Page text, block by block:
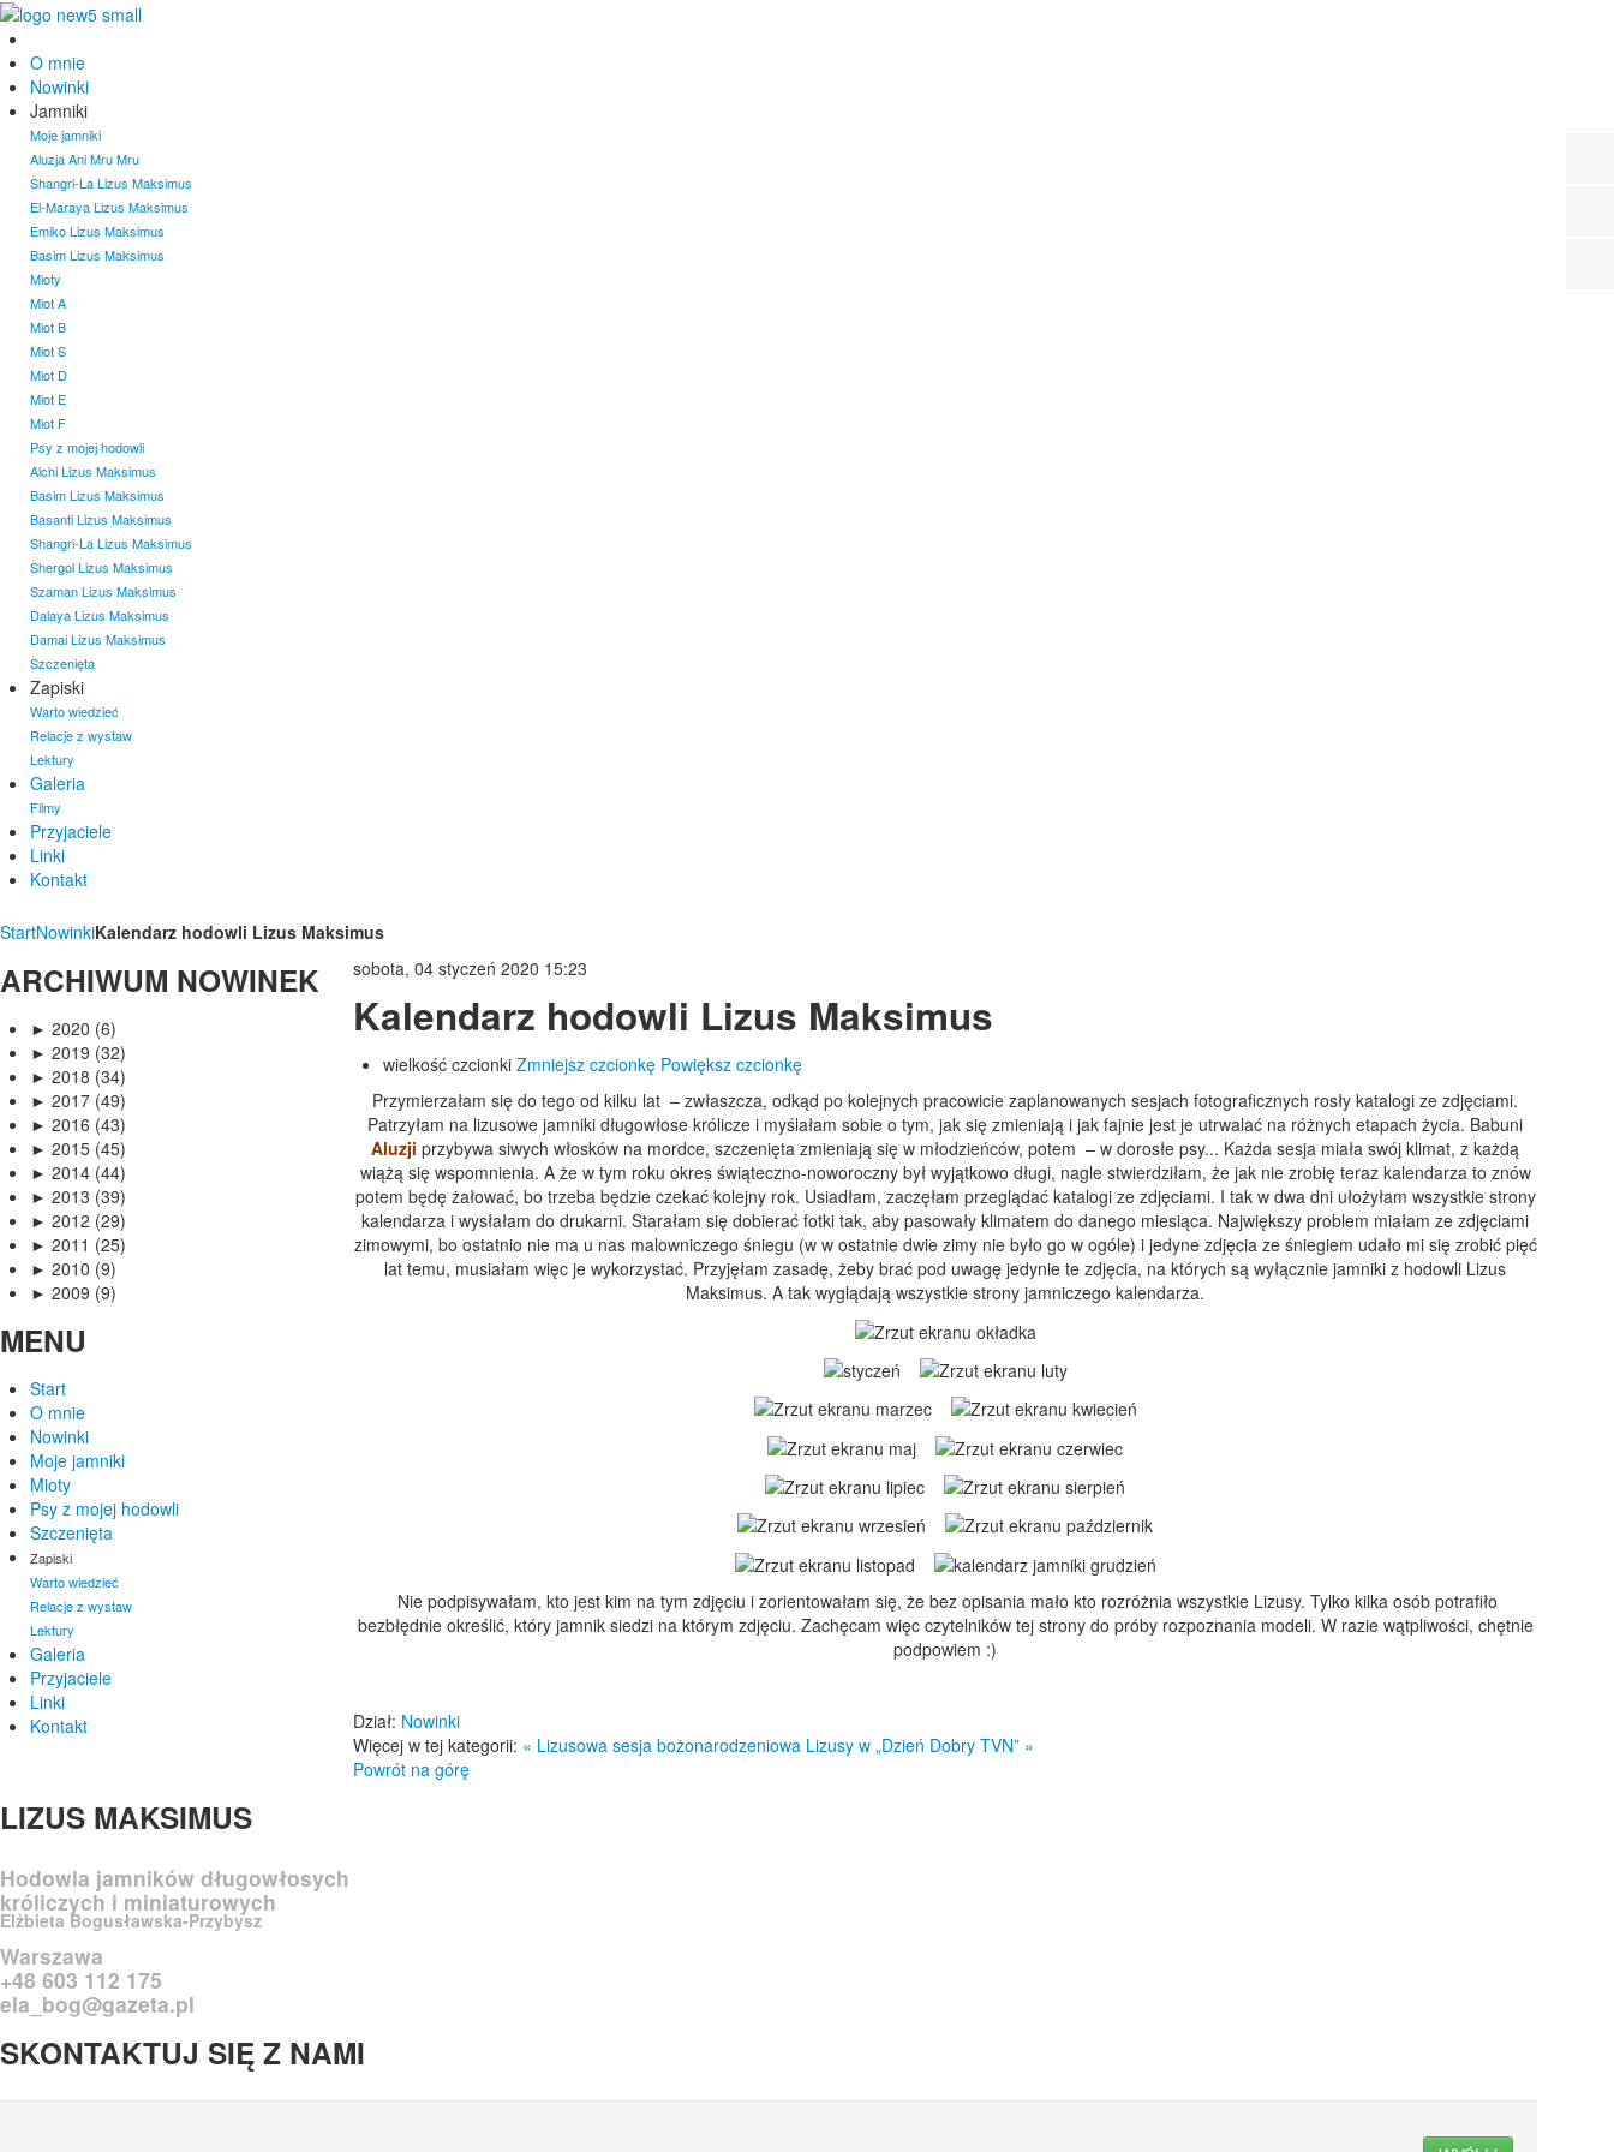
O mnie
Nowinki
Jamniki
Moje jamniki
Aluzja Ani Mru Mru
Shangri-La Lizus Maksimus
El-Maraya Lizus Maksimus
Emiko Lizus Maksimus
Basim Lizus Maksimus
Mioty
Miot A
Miot B
Miot S
Miot D
Miot E
Miot F
Psy z mojej hodowli
Alchi Lizus Maksimus
Basim Lizus Maksimus
Basanti Lizus Maksimus
Shangri-La Lizus Maksimus
Shergol Lizus Maksimus
Szaman Lizus Maksimus
Dalaya Lizus Maksimus
Damai Lizus Maksimus
Szczenięta
Zapiski
Warto wiedzieć
Relacje z wystaw
Lektury
Galeria
Filmy
Przyjaciele
Linki
Kontakt
StartNowinkiKalendarz hodowli Lizus Maksimus
sobota, 04 styczeń 2020 15:23
Kalendarz hodowli Lizus Maksimus
wielkość czcionki Zmniejsz czcionkę Powiększ czcionkę
Przymierzałam się do tego od kilku lat – zwłaszcza, odkąd po kolejnych pracowicie zaplanowanych sesjach fotograficznych rosły katalogi ze zdjęciami.
Patrzyłam na lizusowe jamniki długowłose królicze i myślałam sobie o tym, jak się zmieniają i jak fajnie jest je utrwalać na różnych etapach życia. Babuni
Aluzji przybywa siwych włosków na mordce, szczenięta zmieniają się w młodzieńców, potem – w dorosłe psy... Każda sesja miała swój klimat, z każdą
wiążą się wspomnienia. A że w tym roku okres świąteczno-noworoczny był wyjątkowo długi, nagle stwierdziłam, że jak nie zrobię teraz kalendarza to znów
potem będę żałować, bo trzeba będzie czekać kolejny rok. Usiadłam, zaczęłam przeglądać katalogi ze zdjęciami. I tak w dwa dni ułożyłam wszystkie strony
kalendarza i wysłałam do drukarni. Starałam się dobierać fotki tak, aby pasowały klimatem do danego miesiąca. Największy problem miałam ze zdjęciami
zimowymi, bo ostatnio nie ma u nas malowniczego śniegu (w w ostatnie dwie zimy nie było go w ogóle) i jedyne zdjęcia ze śniegiem udało mi się zrobić pięć
lat temu, musiałam więc je wykorzystać. Przyjęłam zasadę, żeby brać pod uwagę jedynie te zdjęcia, na których są wyłącznie jamniki z hodowli Lizus
Maksimus. A tak wyglądają wszystkie strony jamniczego kalendarza.
Nie podpisywałam, kto jest kim na tym zdjęciu i zorientowałam się, że bez opisania mało kto rozróżnia wszystkie Lizusy. Tylko kilka osób potrafiło
bezbłędnie określić, który jamnik siedzi na którym zdjęciu. Zachęcam więc czytelników tej strony do próby rozpoznania modeli. W razie wątpliwości, chętnie
podpowiem :)
Dział: Nowinki
Więcej w tej kategorii: « Lizusowa sesja bożonarodzeniowa Lizusy w „Dzień Dobry TVN” »
Powrót na górę
ARCHIWUM NOWINEK
► 2020 (6)
► 2019 (32)
► 2018 (34)
► 2017 (49)
► 2016 (43)
► 2015 (45)
► 2014 (44)
► 2013 (39)
► 2012 (29)
► 2011 (25)
► 2010 (9)
► 2009 (9)
MENU
Start
O mnie
Nowinki
Moje jamniki
Mioty
Psy z mojej hodowli
Szczenięta
Zapiski
Warto wiedzieć
Relacje z wystaw
Lektury
Galeria
Przyjaciele
Linki
Kontakt
LIZUS MAKSIMUS
Hodowla jamników długowłosych
króliczych i miniaturowych
Elżbieta Bogusławska-Przybysz
Warszawa
+48 603 112 175
ela_bog@gazeta.pl
SKONTAKTUJ SIĘ Z NAMI